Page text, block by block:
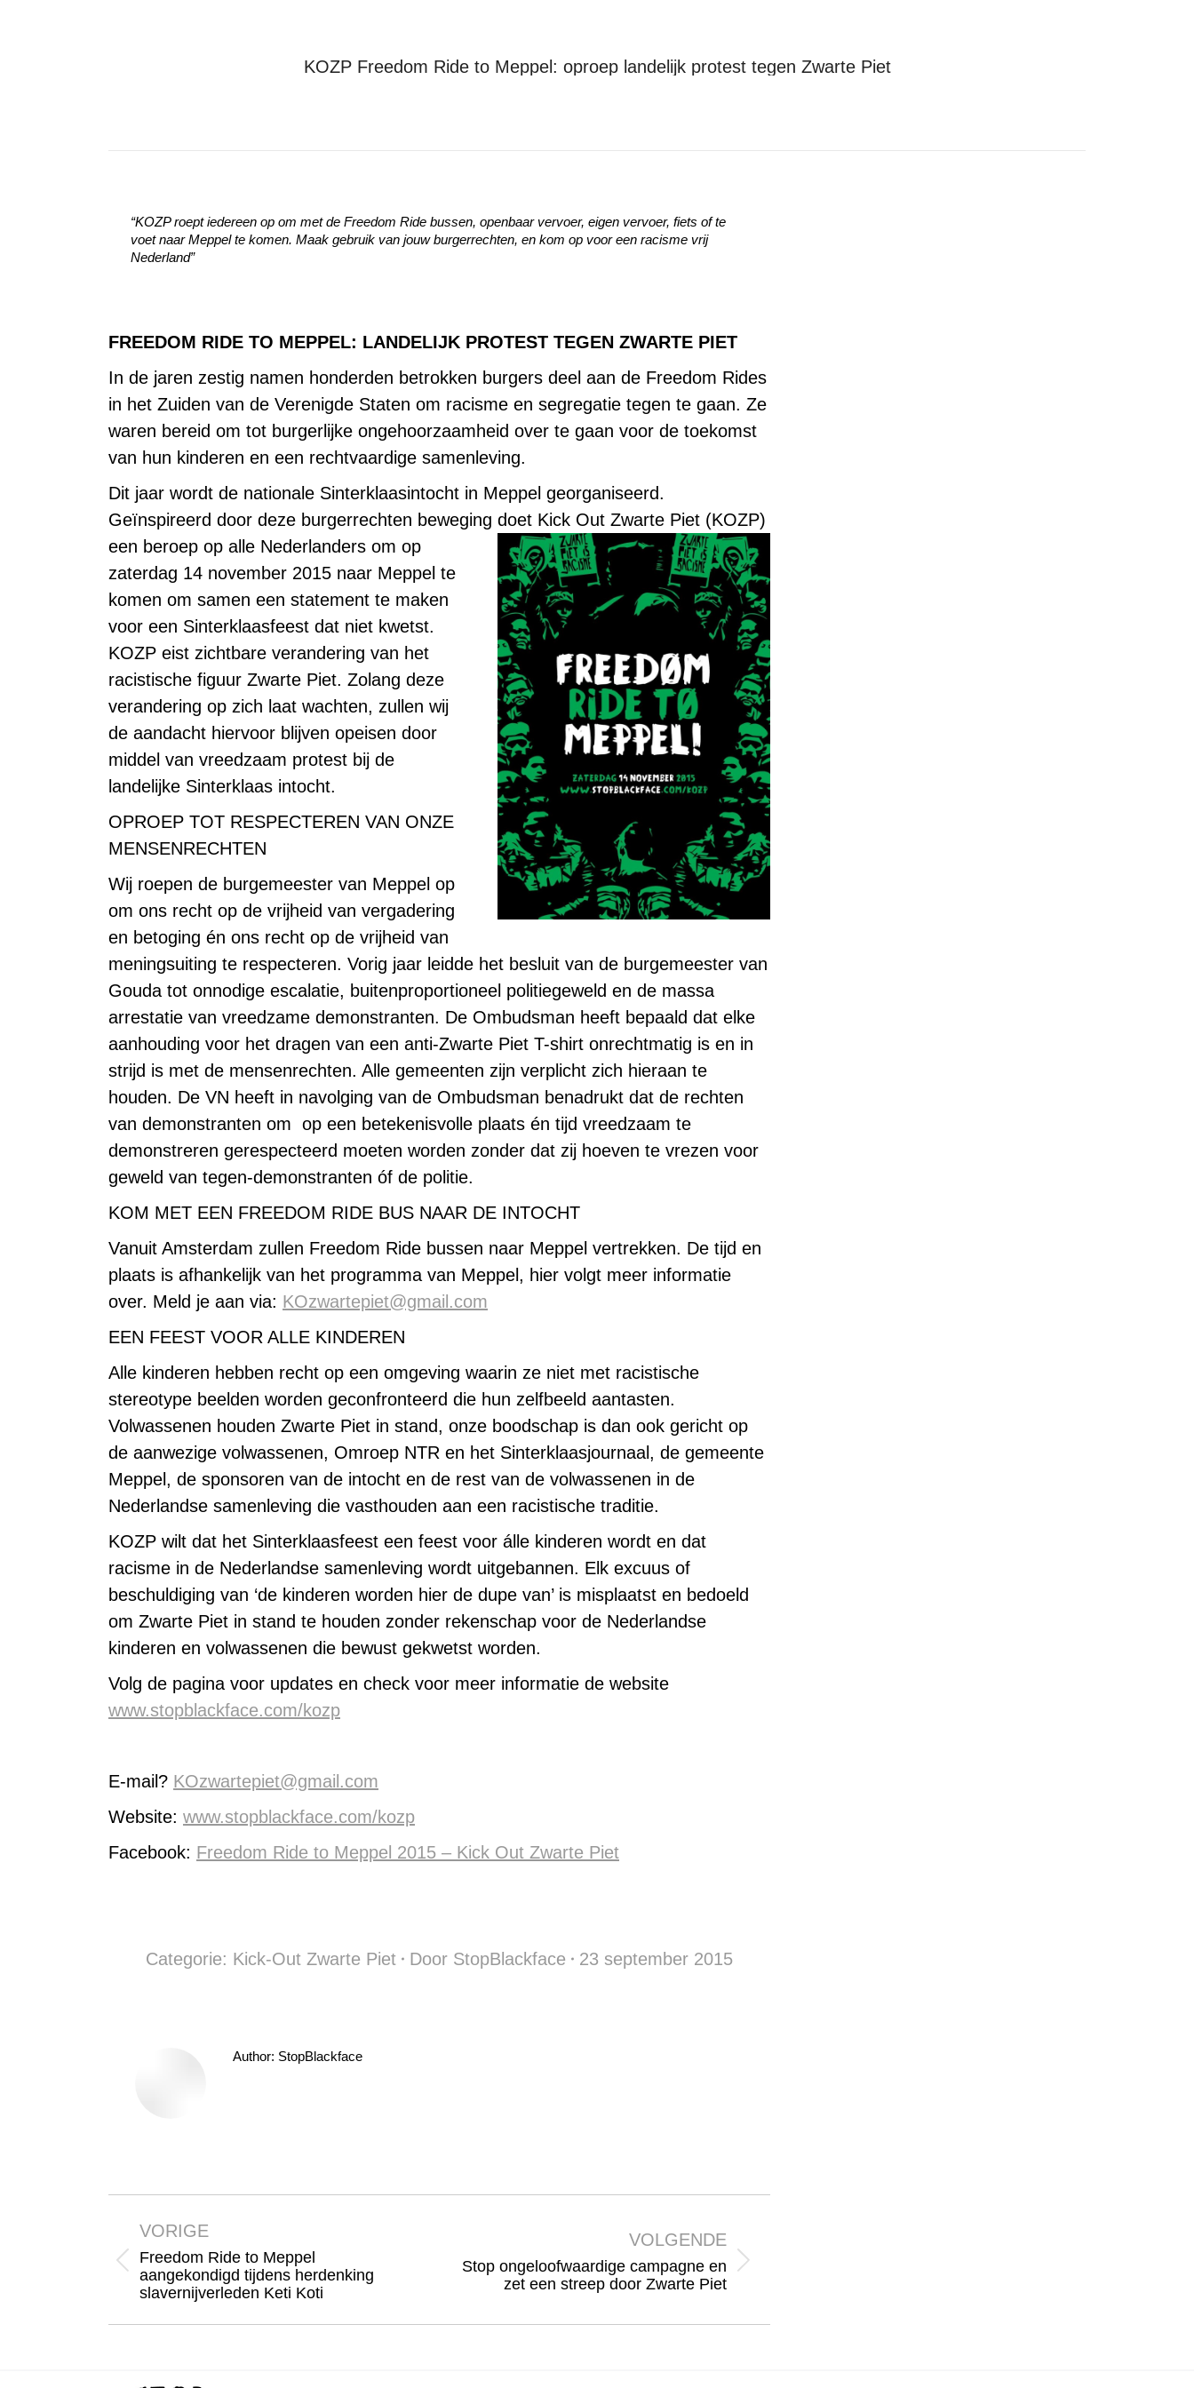
KOZP Freedom Ride to Meppel: oproep landelijk protest tegen Zwarte Piet
“KOZP roept iedereen op om met de Freedom Ride bussen, openbaar vervoer, eigen vervoer, fiets of te
voet naar Meppel te komen. Maak gebruik van jouw burgerrechten, en kom op voor een racisme vrij
Nederland”
FREEDOM RIDE TO MEPPEL: LANDELIJK PROTEST TEGEN ZWARTE PIET
In de jaren zestig namen honderden betrokken burgers deel aan de Freedom Rides
in het Zuiden van de Verenigde Staten om racisme en segregatie tegen te gaan. Ze
waren bereid om tot burgerlijke ongehoorzaamheid over te gaan voor de toekomst
van hun kinderen en een rechtvaardige samenleving.
Dit jaar wordt de nationale Sinterklaasintocht in Meppel georganiseerd.
Geïnspireerd door deze burgerrechten beweging doet Kick Out Zwarte Piet (KOZP)
een beroep op alle Nederlanders om op
zaterdag 14 november 2015 naar Meppel te
komen om samen een statement te maken
voor een Sinterklaasfeest dat niet kwetst.
KOZP eist zichtbare verandering van het
racistische figuur Zwarte Piet. Zolang deze
verandering op zich laat wachten, zullen wij
de aandacht hiervoor blijven opeisen door
middel van vreedzaam protest bij de
landelijke Sinterklaas intocht.
OPROEP TOT RESPECTEREN VAN ONZE
MENSENRECHTEN
Wij roepen de burgemeester van Meppel op
om ons recht op de vrijheid van vergadering
en betoging én ons recht op de vrijheid van
meningsuiting te respecteren. Vorig jaar leidde het besluit van de burgemeester van
Gouda tot onnodige escalatie, buitenproportioneel politiegeweld en de massa
arrestatie van vreedzame demonstranten. De Ombudsman heeft bepaald dat elke
aanhouding voor het dragen van een anti-Zwarte Piet T-shirt onrechtmatig is en in
strijd is met de mensenrechten. Alle gemeenten zijn verplicht zich hieraan te
houden. De VN heeft in navolging van de Ombudsman benadrukt dat de rechten
van demonstranten om op een betekenisvolle plaats én tijd vreedzaam te
demonstreren gerespecteerd moeten worden zonder dat zij hoeven te vrezen voor
geweld van tegen-demonstranten óf de politie.
KOM MET EEN FREEDOM RIDE BUS NAAR DE INTOCHT
Vanuit Amsterdam zullen Freedom Ride bussen naar Meppel vertrekken. De tijd en
plaats is afhankelijk van het programma van Meppel, hier volgt meer informatie
over. Meld je aan via: KOzwartepiet@gmail.com
EEN FEEST VOOR ALLE KINDEREN
Alle kinderen hebben recht op een omgeving waarin ze niet met racistische
stereotype beelden worden geconfronteerd die hun zelfbeeld aantasten.
Volwassenen houden Zwarte Piet in stand, onze boodschap is dan ook gericht op
de aanwezige volwassenen, Omroep NTR en het Sinterklaasjournaal, de gemeente
Meppel, de sponsoren van de intocht en de rest van de volwassenen in de
Nederlandse samenleving die vasthouden aan een racistische traditie.
KOZP wilt dat het Sinterklaasfeest een feest voor álle kinderen wordt en dat
racisme in de Nederlandse samenleving wordt uitgebannen. Elk excuus of
beschuldiging van ‘de kinderen worden hier de dupe van’ is misplaatst en bedoeld
om Zwarte Piet in stand te houden zonder rekenschap voor de Nederlandse
kinderen en volwassenen die bewust gekwetst worden.
Volg de pagina voor updates en check voor meer informatie de website
www.stopblackface.com/kozp
E-mail? KOzwartepiet@gmail.com
Website: www.stopblackface.com/kozp
Facebook: Freedom Ride to Meppel 2015 – Kick Out Zwarte Piet
Categorie: Kick-Out Zwarte Piet Door StopBlackface 23 september 2015
Author: StopBlackface
navigatie
VORIGE
Vorig
bericht
Freedom Ride to Meppel
aangekondigd tijdens herdenking
slavernijverleden Keti Koti
VOLGENDE
Volgend
Stop ongeloofwaardige campagne en
zet een streep door Zwarte Piet